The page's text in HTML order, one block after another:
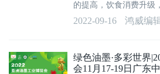
的提高，饮食消费升级
链仓储运输技术的不断
2022-09-16 鸿威编
绿色油墨·多彩世界
会11月17-19日广东